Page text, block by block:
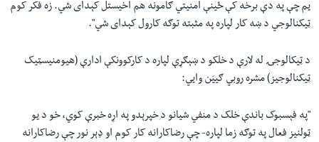
یم چې په دې برخه کې ځینې امنیتي ګامونه هم اخیستل کېدای شي. زه فکر کوم
ټیکنالوجي د ښه کار لپاره په مثبته توګه کارول کېدای شي"
.
د ټیکالوجۍ له لارې د خلکو د ښېګړې لپاره د کارکوونکې ادارې (هیومنیسټیک
ټیکنالوجیز) مشره روبي ګییَن وایي:
"په فېسبوک باندې خلک د منفي شیانو د خپرېدو په اړه خبرې کوي، خو د یو
ټولنیز فعال په توګه زما لپاره- چې رضاکارانه کار کوم او ډېر نور چې رضاکارانه